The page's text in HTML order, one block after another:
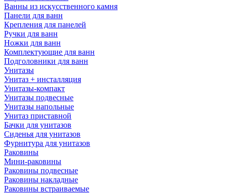
Ванны из искусственного камня
Панели для ванн
Крепления для панелей
Ручки для ванн
Ножки для ванн
Комплектующие для ванн
Подголовники для ванн
Унитазы
Унитаз + инсталляция
Унитазы-компакт
Унитазы подвесные
Унитазы напольные
Унитаз приставной
Бачки для унитазов
Сиденья для унитазов
Фурнитура для унитазов
Раковины
Мини-раковины
Раковины подвесные
Раковины накладные
Раковины встраиваемые